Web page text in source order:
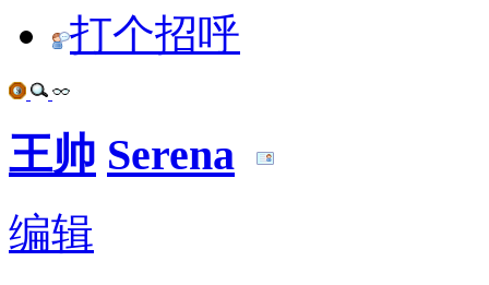
打个招呼
王帅 Serena
编辑